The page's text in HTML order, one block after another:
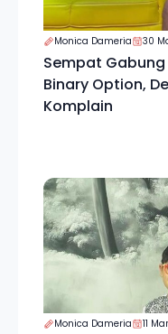
Monica Dameria 30
Sempat
Binary Option,
Komplain
Monica Dameria 11